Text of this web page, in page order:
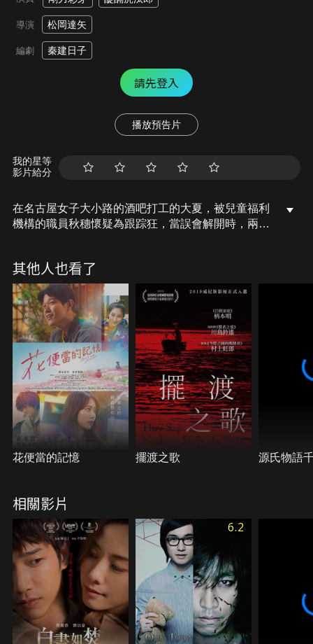
導演 松岡達矢
編劇 秦建日子
請先登入
播放預告片
我的星等
影片給分
在名古屋女子大小路的酒吧打工的大夏，被兒童福利
機構的職員秋穗懷疑為跟踪狂，當誤會解開時，兩人
心臟驟停被緊急送醫。明日香恰巧是秋穗輔導的家暴
個案。而三天前，也有一名女學生被發現陳屍於同一
個公園，大夏因而被警方作為連續殺人事件的嫌犯帶
走。為了證明大夏的清白，在柳柳瀨擔任女公關的姊
姊美櫻開始追查殺害女國中生的犯人……。
其他人也看了
花便當的記憶 擺渡之歌 源氏物語
相關影片
6.2